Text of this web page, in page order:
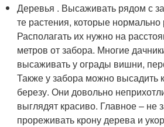
Деревья . Высаживать рядом с
те растения, которые нормально
Располагать их нужно на
метров от забора. Многие
высаживать у ограды вишни,
Также у забора можно высадить
березу. Они довольно
выглядят красиво. Главное – не
прореживать крону дерева и